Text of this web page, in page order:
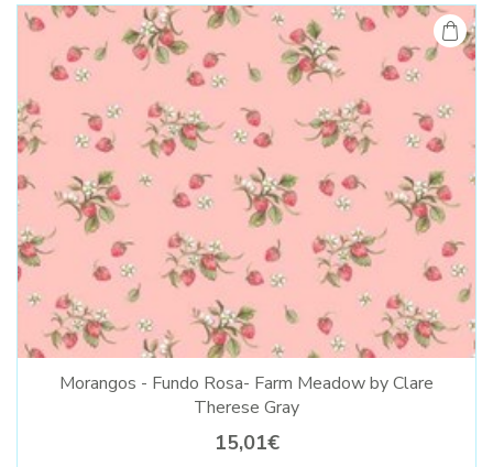
Morangos - Fundo Rosa- Farm Meadow by Clare
Therese Gray
15,01€